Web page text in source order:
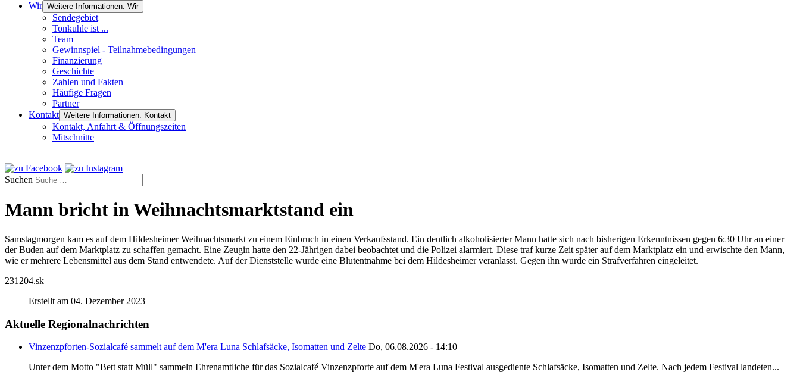
Wir Weitere Informationen: Wir
Sendegebiet
Tonkuhle ist ...
Team
Gewinnspiel - Teilnahmebedingungen
Finanzierung
Geschichte
Zahlen und Fakten
Häufige Fragen
Partner
Kontakt Weitere Informationen: Kontakt
Kontakt, Anfahrt & Öffnungszeiten
Mitschnitte
Suchen
Mann bricht in Weihnachtsmarktstand ein
Samstagmorgen kam es auf dem Hildesheimer Weihnachtsmarkt zu einem Einbruch in einen Verkaufsstand. Ein deutlich alkoholisierter Mann hatte sich nach bisherigen Erkenntnissen gegen 6:30 Uhr an einer
der Buden auf dem Marktplatz zu schaffen gemacht. Eine Zeugin hatte den 22-Jährigen dabei beobachtet und die Polizei alarmiert. Diese traf kurze Zeit später auf dem Marktplatz ein und erwischte den Mann,
wie er mehrere Lebensmittel aus dem Stand entwendete. Auf der Dienststelle wurde eine Blutentnahme bei dem Hildesheimer veranlasst. Gegen ihn wurde ein Strafverfahren eingeleitet.
231204.sk
Erstellt am 04. Dezember 2023
Aktuelle Regionalnachrichten
Vinzenzpforten-Sozialcafé sammelt auf dem M'era Luna Schlafsäcke, Isomatten und Zelte Do, 06.08.2026 - 14:10
Unter dem Motto "Bett statt Müll" sammeln Ehrenamtliche für das Sozialcafé Vinzenzpforte auf dem M'era Luna Festival ausgediente Schlafsäcke, Isomatten und Zelte. Nach jedem Festival landeten...